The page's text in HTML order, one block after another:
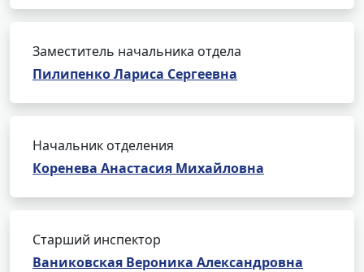
Заместитель начальника отдела
Пилипенко Лариса Сергеевна
Начальник отделения
Коренева Анастасия Михайловна
Старший инспектор
Ваниковская Вероника Александровна